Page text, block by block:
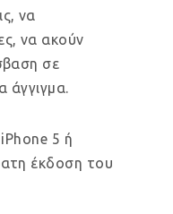
να
να ακούν
σε
άγγιγμα.
5 ή
έκδοση του